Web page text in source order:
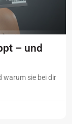
– und
warum sie bei dir